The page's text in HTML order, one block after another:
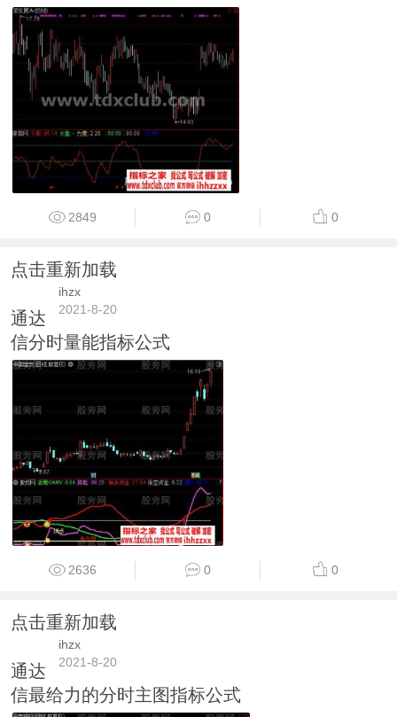
2849 0 0
点击重新加载
ihzx
2021-8-20
通达
信分时量能指标公式
2636 0 0
点击重新加载
ihzx
2021-8-20
通达
信最给力的分时主图指标公式